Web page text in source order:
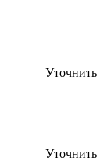
Уточнить
Уточнить